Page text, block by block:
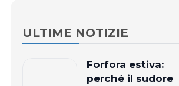
ULTIME NOTIZIE
Forfora estiva:
perché il sudore